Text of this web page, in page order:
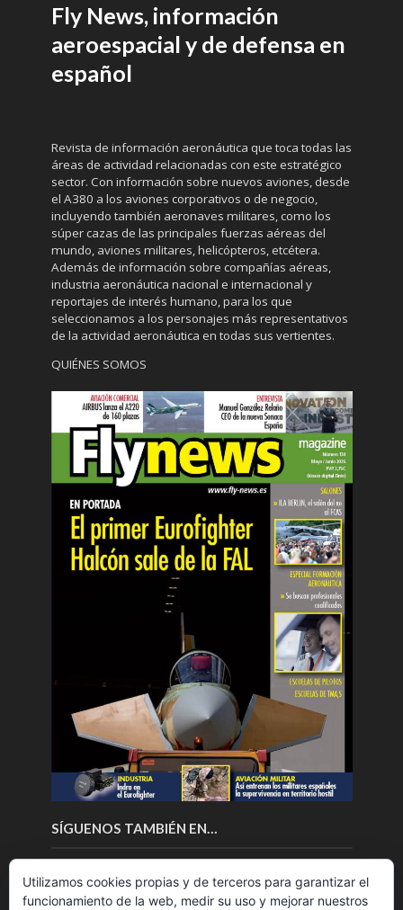
Fly News, información
aeroespacial y de defensa en
español
Revista de información aeronáutica que toca todas las
áreas de actividad relacionadas con este estratégico
sector. Con información sobre nuevos aviones, desde
el A380 a los aviones corporativos o de negocio,
incluyendo también aeronaves militares, como los
súper cazas de las principales fuerzas aéreas del
mundo, aviones militares, helicópteros, etcétera.
Además de información sobre compañías aéreas,
industria aeronáutica nacional e internacional y
reportajes de interés humano, para los que
seleccionamos a los personajes más representativos
de la actividad aeronáutica en todas sus vertientes.
QUIÉNES SOMOS
SÍGUENOS TAMBIÉN EN…
Utilizamos cookies propias y de terceros para garantizar el
funcionamiento de la web, medir su uso y mejorar nuestros